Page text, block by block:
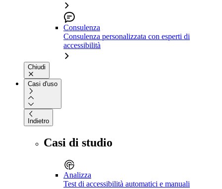
Consulenza
Consulenza personalizzata con esperti di
accessibilità
Chiudi
Casi d'uso
Indietro
Casi di studio
Analizza
Test di accessibilità automatici e manuali